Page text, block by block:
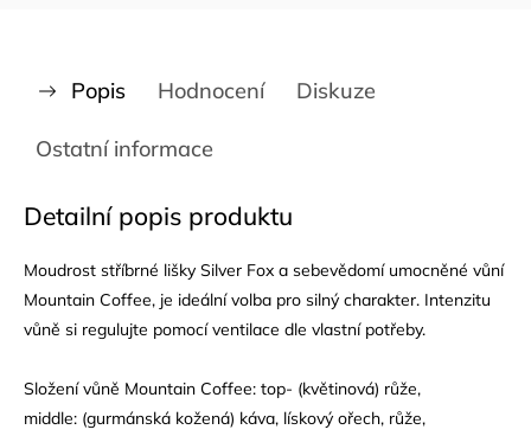
Popis Hodnocení Diskuze
Ostatní informace
Detailní popis produktu
Moudrost stříbrné lišky Silver Fox a sebevědomí umocněné vůní
Mountain Coffee, je ideální volba pro silný charakter. Intenzitu
vůně si regulujte pomocí ventilace dle vlastní potřeby.
Složení vůně Mountain Coffee: top- (květinová) růže,
middle: (gurmánská kožená) káva, lískový ořech, růže,